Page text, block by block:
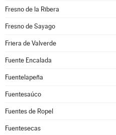
Fresno de la Ribera
Fresno de Sayago
Friera de Valverde
Fuente Encalada
Fuentelapeña
Fuentesaúco
Fuentes de Ropel
Fuentesecas